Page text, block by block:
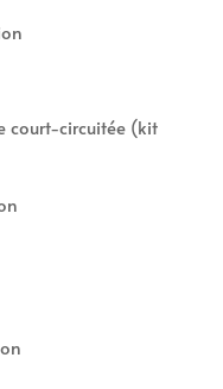
court-circuitée (kit